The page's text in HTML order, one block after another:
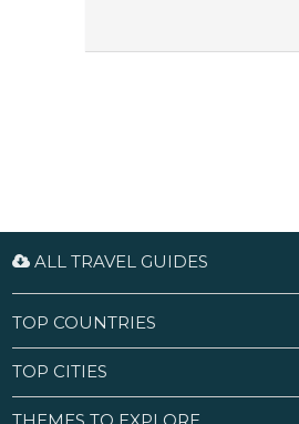
ALL TRAVEL GUIDES
TOP COUNTRIES
TOP CITIES